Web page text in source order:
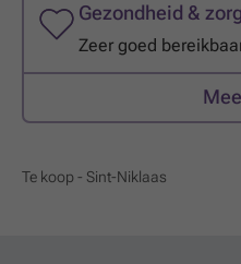
Gezondheid & zorg
Zeer goed
Te koop - Sint-Niklaas